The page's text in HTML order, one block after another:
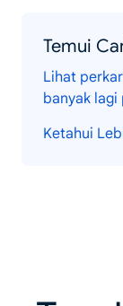
Temui
Lihat
banyak lagi
Ketahui